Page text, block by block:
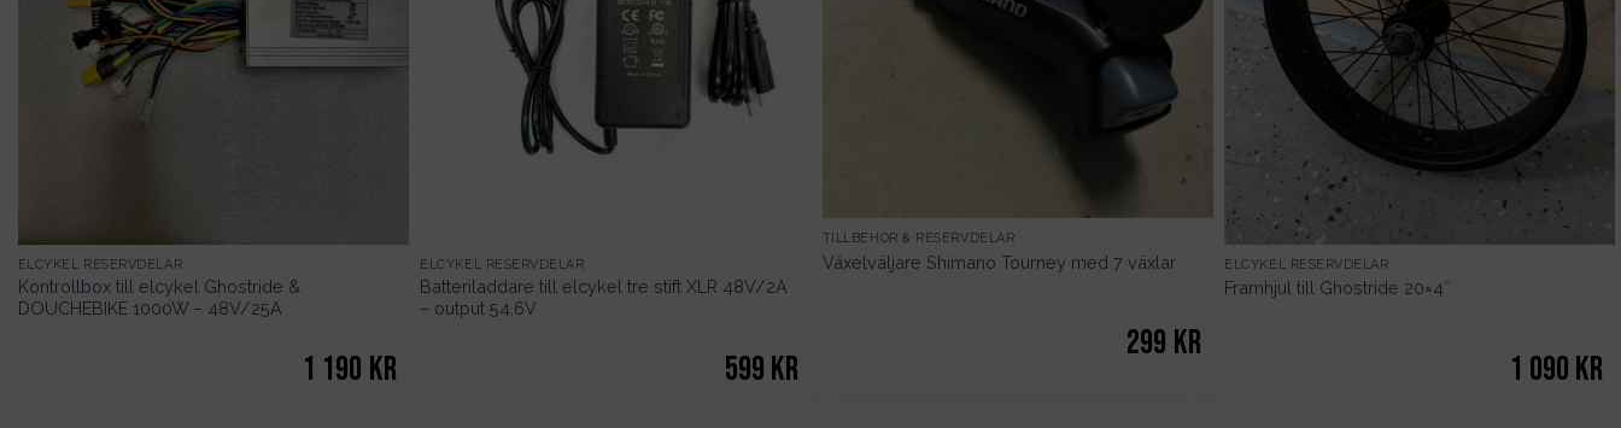
ELCYKEL RESERVDELAR
Kontrollbox till elcykel Ghostride &
DOUCHEBIKE 1000W – 48V/25A
1 190 kr
ELCYKEL RESERVDELAR
Batteriladdare till elcykel tre stift XLR 48V/2A
– output 54,6V
599 kr
TILLBEHÖR & RESERVDELAR
Växelväljare Shimano Tourney med 7 växlar
299 kr
ELCYKEL RESERVDELAR
Framhjul till Ghostride 20×4″
1 090 kr